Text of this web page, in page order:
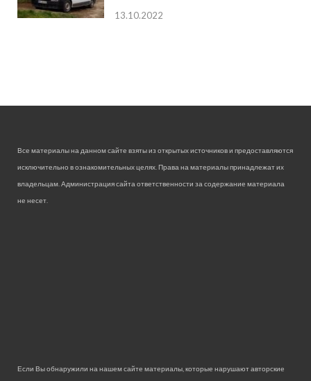
13.10.2022
Все материалы на данном сайте взяты из открытых источников и предоставляются
исключительно в ознакомительных целях. Права на материалы принадлежат их
владельцам. Администрация сайта ответственности за содержание материала
не несет.
Если Вы обнаружили на нашем сайте материалы, которые нарушают авторские